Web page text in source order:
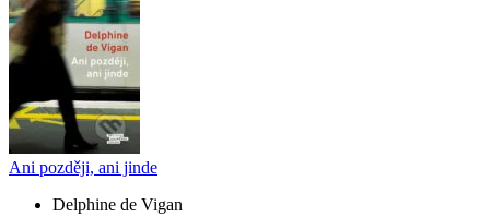
Ani později, ani jinde
Delphine de Vigan